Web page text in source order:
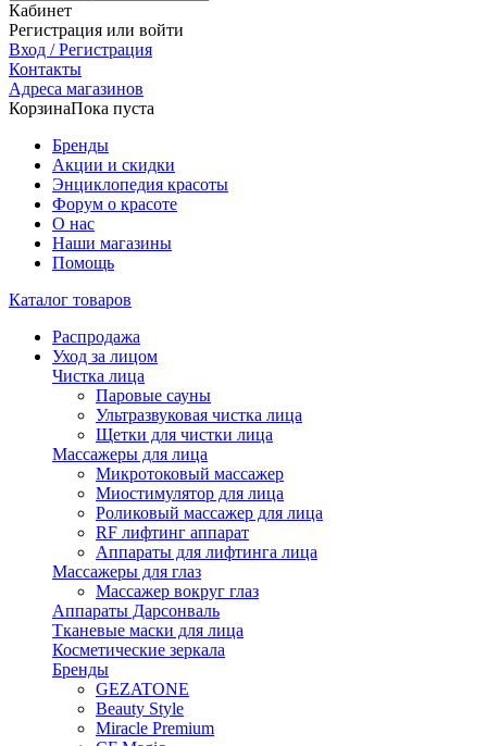
Кабинет
Регистрация или войти
Вход / Регистрация
Контакты
Адреса магазинов
КорзинаПока пуста
Бренды
Акции и скидки
Энциклопедия красоты
Форум о красоте
О нас
Наши магазины
Помощь
Каталог товаров
Распродажа
Уход за лицом
Чистка лица
Паровые сауны
Ультразвуковая чистка лица
Щетки для чистки лица
Массажеры для лица
Микротоковый массажер
Миостимулятор для лица
Роликовый массажер для лица
RF лифтинг аппарат
Аппараты для лифтинга лица
Массажеры для глаз
Массажер вокруг глаз
Аппараты Дарсонваль
Тканевые маски для лица
Косметические зеркала
Бренды
GEZATONE
Beauty Style
Miracle Premium